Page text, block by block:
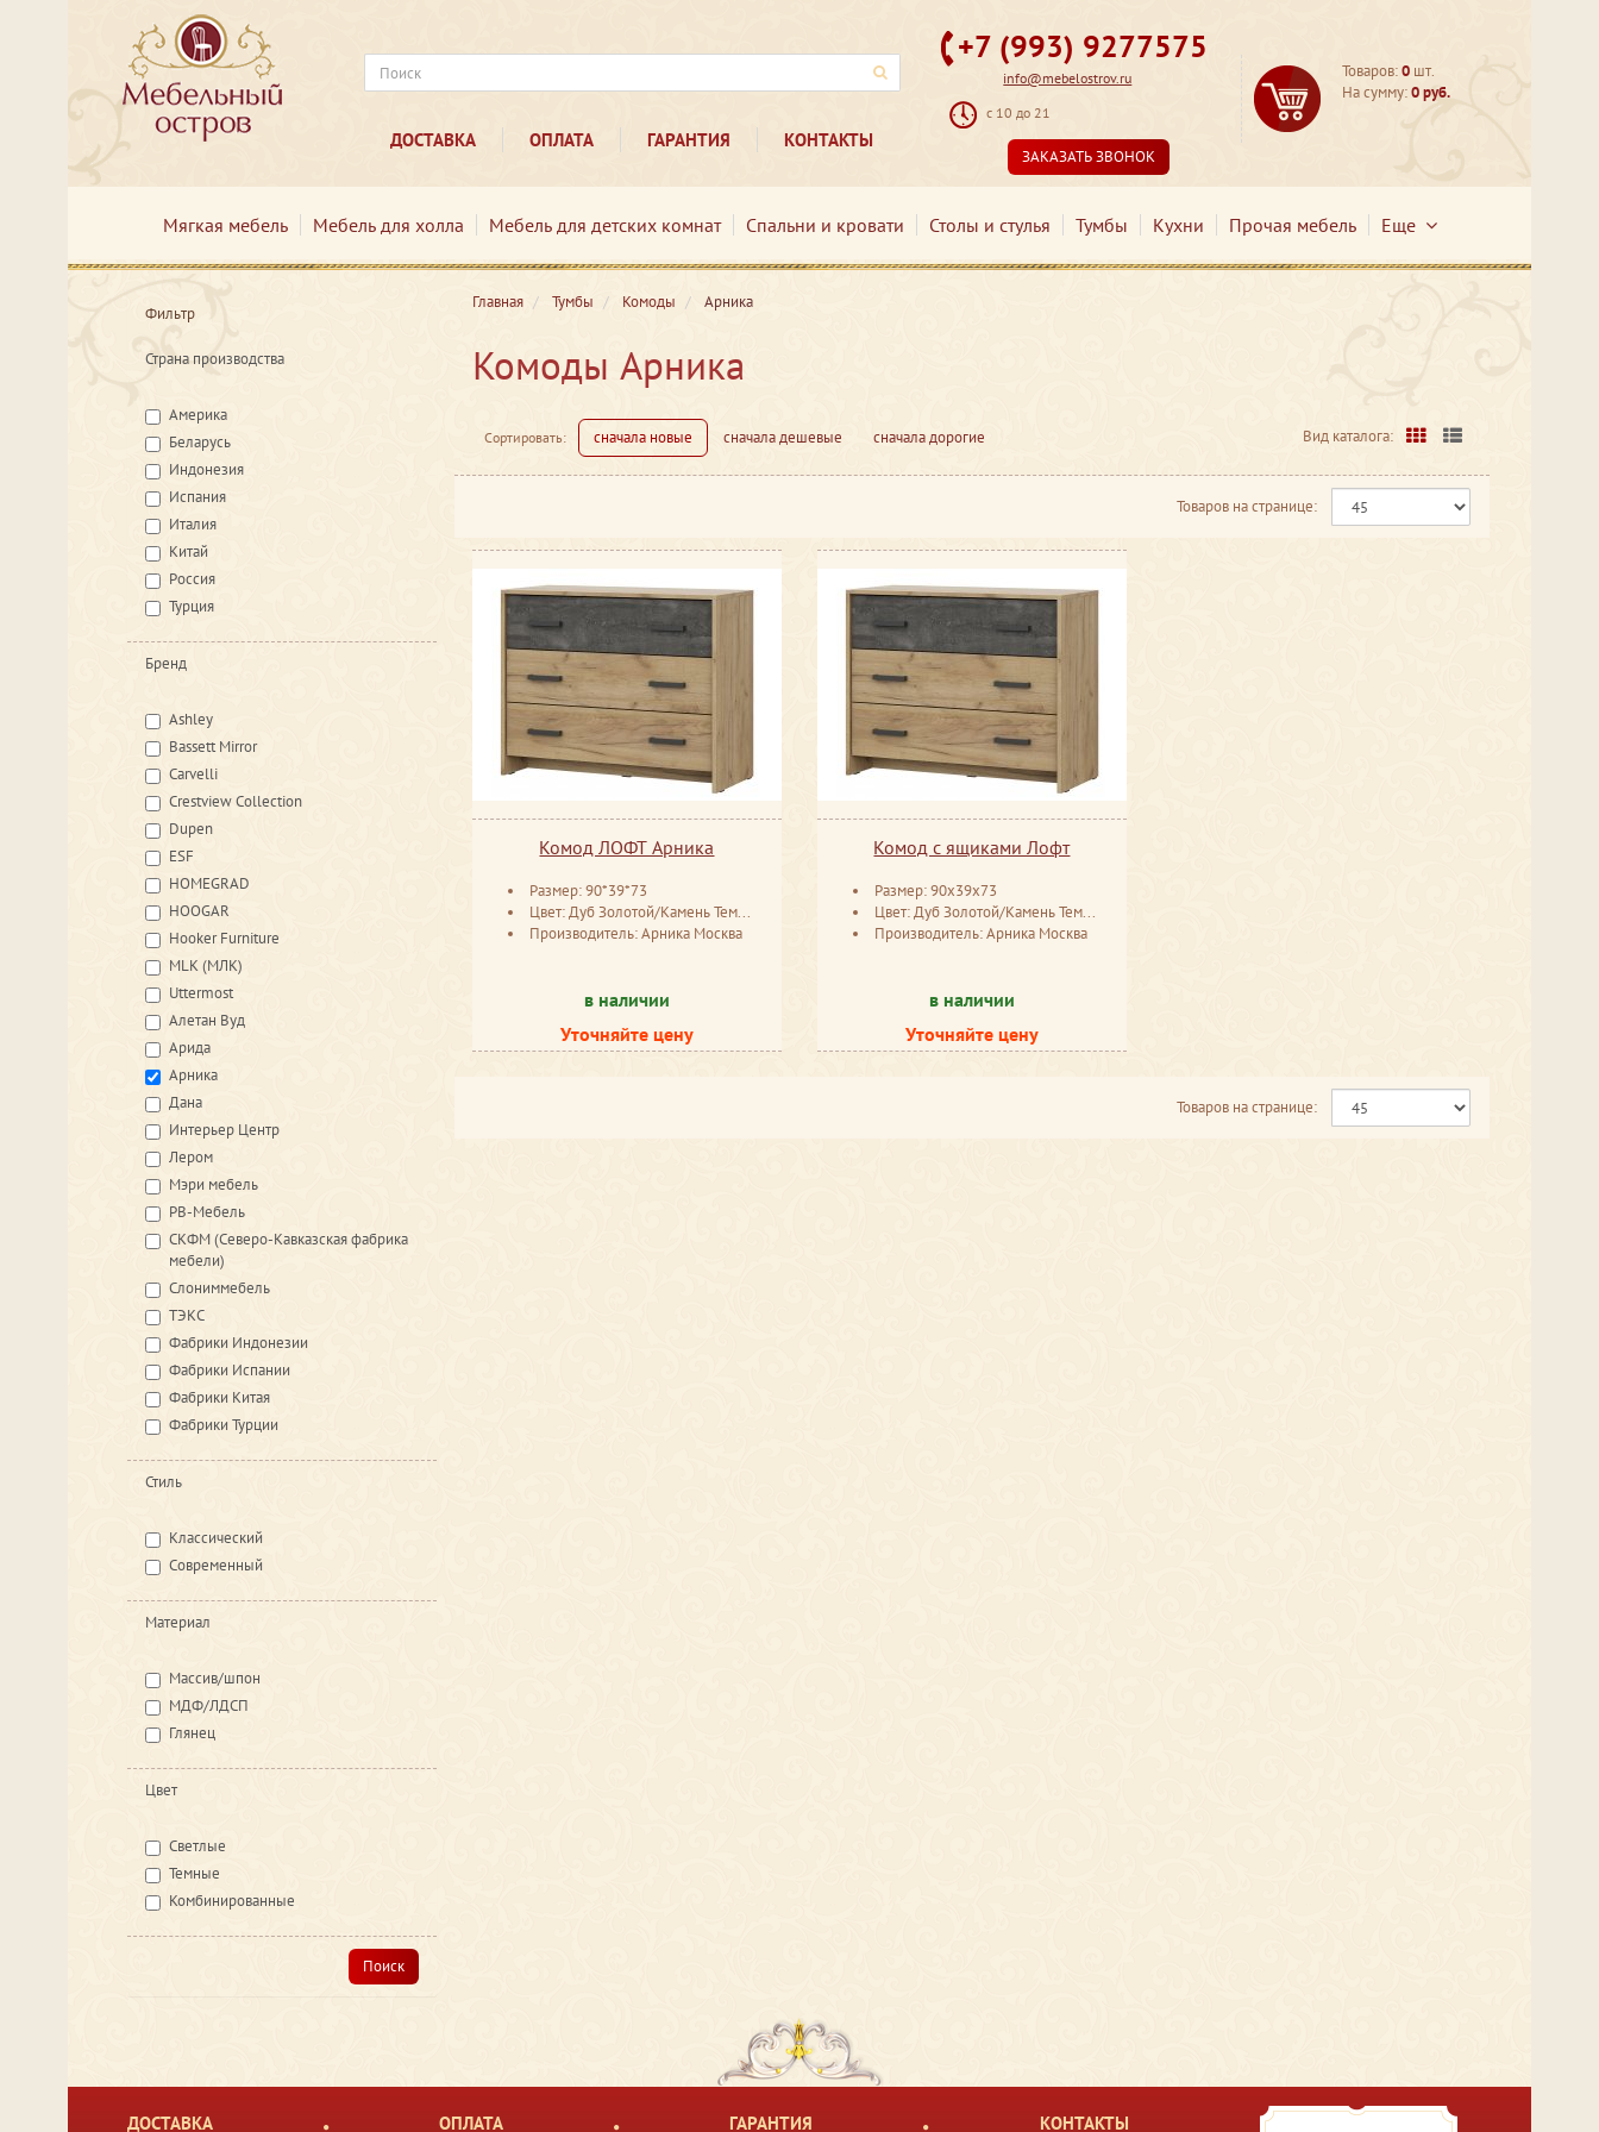
ДОСТАВКА ОПЛАТА ГАРАНТИЯ КОНТАКТЫ
+7 (993) 9277575
info@mebelostrov.ru
с 10 до 21
ЗАКАЗАТЬ ЗВОНОК
Товаров:0 шт.
На сумму:0 руб.
Мягкая мебель Мебель для холла Мебель для детских комнат Спальни и кровати Столы и стулья Тумбы Кухни Прочая мебель Еще
Фильтр
Страна производства
Америка
Беларусь
Индонезия
Испания
Италия
Китай
Россия
Турция
Бренд
Ashley
Bassett Mirror
Carvelli
Crestview Collection
Dupen
ESF
HOMEGRAD
HOOGAR
Hooker Furniture
MLK (МЛК)
Uttermost
Алетан Вуд
Арида
Арника
Дана
Интерьер Центр
Лером
Мэри мебель
РВ-Мебель
СКФМ (Северо-Кавказская фабрика
мебели)
Слониммебель
ТЭКС
Фабрики Индонезии
Фабрики Испании
Фабрики Китая
Фабрики Турции
Стиль
Классический
Современный
Материал
Массив/шпон
МДФ/ЛДСП
Глянец
Цвет
Светлые
Темные
Комбинированные
Поиск
Главная Тумбы Комоды Арника
Комоды Арника
Сортировать: сначала новые сначала дешевые сначала дорогие Вид каталога:
Товаров на странице:
Комод ЛОФТ Арника
Размер: 90*39*73
Цвет: Дуб Золотой/Камень Темный
Производитель: Арника Москва
в наличии
Уточняйте цену
Комод с ящиками Лофт
Размер: 90x39x73
Цвет: Дуб Золотой/Камень Темный
Производитель: Арника Москва
в наличии
Уточняйте цену
Товаров на странице:
ДОСТАВКА ОПЛАТА ГАРАНТИЯ КОНТАКТЫ